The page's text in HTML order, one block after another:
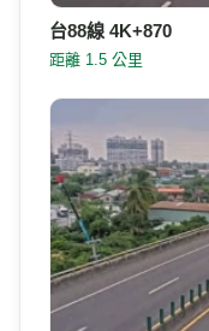
台88線 4K+870
距離 1.5 公里